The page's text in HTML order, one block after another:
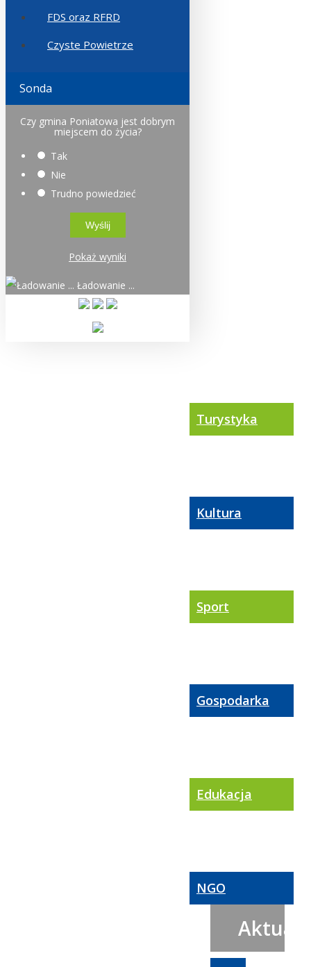
FDS oraz RFRD
Czyste Powietrze
Sonda
Czy gmina Poniatowa jest dobrym
miejscem do życia?
Tak
Nie
Trudno powiedzieć
Pokaż wyniki
Ładowanie ...
Turystyka
Kultura
Sport
Gospodarka
Edukacja
NGO